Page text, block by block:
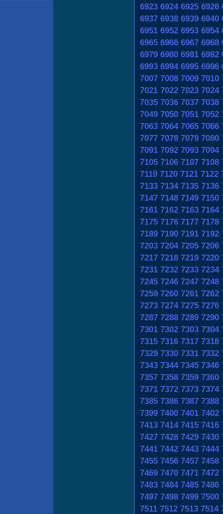
6923 6924 6925 6926
6937 6938 6939 6940
6951 6952 6953 6954
6965 6966 6967 6968
6979 6980 6981 6982
6993 6994 6995 6996
7007 7008 7009 7010
7021 7022 7023 7024
7035 7036 7037 7038
7049 7050 7051 7052
7063 7064 7065 7066
7077 7078 7079 7080
7091 7092 7093 7094
7105 7106 7107 7108
7119 7120 7121 7122
7133 7134 7135 7136
7147 7148 7149 7150
7161 7162 7163 7164
7175 7176 7177 7178
7189 7190 7191 7192
7203 7204 7205 7206
7217 7218 7219 7220
7231 7232 7233 7234
7245 7246 7247 7248
7259 7260 7261 7262
7273 7274 7275 7276
7287 7288 7289 7290
7301 7302 7303 7304
7315 7316 7317 7318
7329 7330 7331 7332
7343 7344 7345 7346
7357 7358 7359 7360
7371 7372 7373 7374
7385 7386 7387 7388
7399 7400 7401 7402
7413 7414 7415 7416
7427 7428 7429 7430
7441 7442 7443 7444
7455 7456 7457 7458
7469 7470 7471 7472
7483 7484 7485 7486
7497 7498 7499 7500
7511 7512 7513 7514